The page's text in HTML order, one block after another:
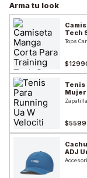
Arma tu look
Tech
Tops
Tenis
Mujer
ADJ